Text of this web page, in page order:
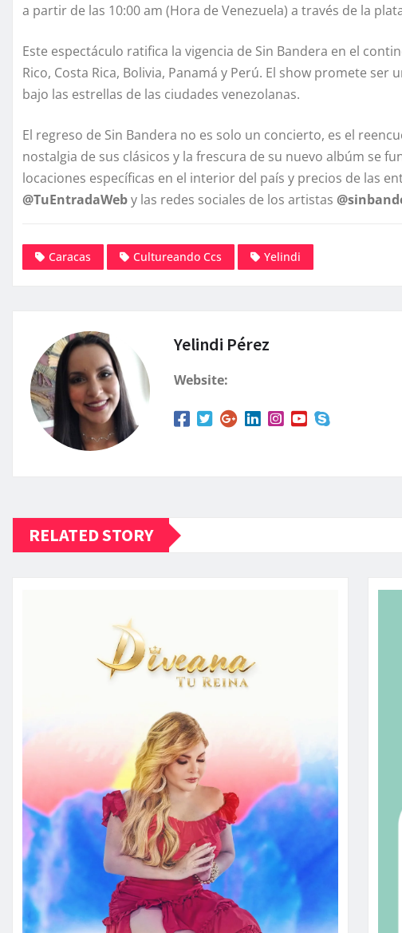
a partir de las 10:00 am (Hora de Venezuela) a través de la
Este espectáculo ratifica la vigencia de Sin Bandera en el
Rico, Costa Rica, Bolivia, Panamá y Perú. El show promete
bajo las estrellas de las ciudades venezolanas.
El regreso de Sin Bandera no es solo un concierto, es el
nostalgia de sus clásicos y la frescura de su nuevo albúm se
locaciones específicas en el interior del país y precios de las
@TuEntradaWeby las redes sociales de los artistas
Caracas Cultureando Ccs Yelindi
Yelindi Pérez
Website:
RELATED STORY